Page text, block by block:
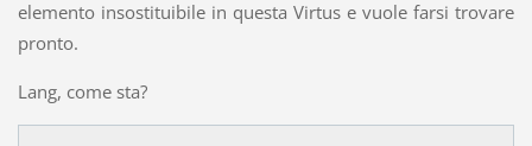
elemento insostituibile in questa Virtus e vuole farsi trovare
pronto.
Lang, come sta?